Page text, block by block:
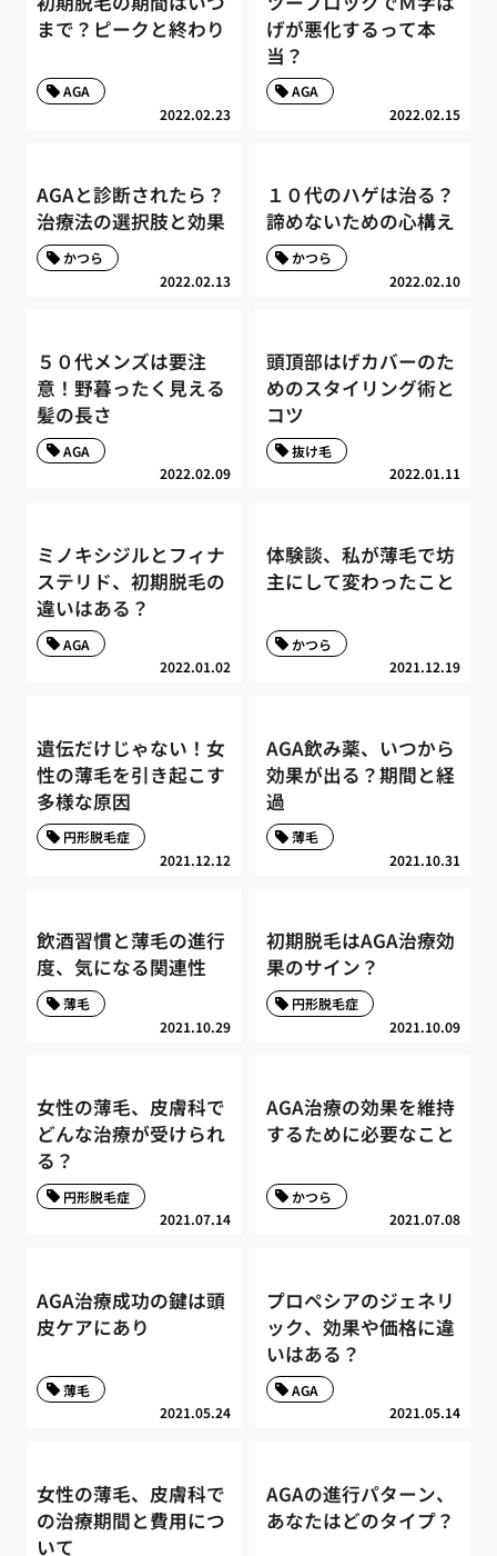
まで？ピークと終わり
2022.02.23
AGA
げが悪化するって本
当？
2022.02.15
AGA
AGAと診断されたら？
治療法の選択肢と効果
2022.02.13
かつら
１０代のハゲは治る？
諦めないための心構え
2022.02.10
かつら
５０代メンズは要注
意！野暮ったく見える
髪の長さ
2022.02.09
AGA
頭頂部はげカバーのた
めのスタイリング術と
コツ
2022.01.11
抜け毛
ミノキシジルとフィナ
ステリド、初期脱毛の
違いはある？
2022.01.02
AGA
体験談、私が薄毛で坊
主にして変わったこと
2021.12.19
かつら
遺伝だけじゃない！女
性の薄毛を引き起こす
多様な原因
2021.12.12
円形脱毛症
AGA飲み薬、いつから
効果が出る？期間と経
過
2021.10.31
薄毛
飲酒習慣と薄毛の進行
度、気になる関連性
2021.10.29
薄毛
初期脱毛はAGA治療効
果のサイン？
2021.10.09
円形脱毛症
女性の薄毛、皮膚科で
どんな治療が受けられ
る？
2021.07.14
円形脱毛症
AGA治療の効果を維持
するために必要なこと
2021.07.08
かつら
AGA治療成功の鍵は頭
皮ケアにあり
2021.05.24
薄毛
プロペシアのジェネリ
ック、効果や価格に違
いはある？
2021.05.14
AGA
女性の薄毛、皮膚科で
の治療期間と費用につ
いて
AGAの進行パターン、
あなたはどのタイプ？